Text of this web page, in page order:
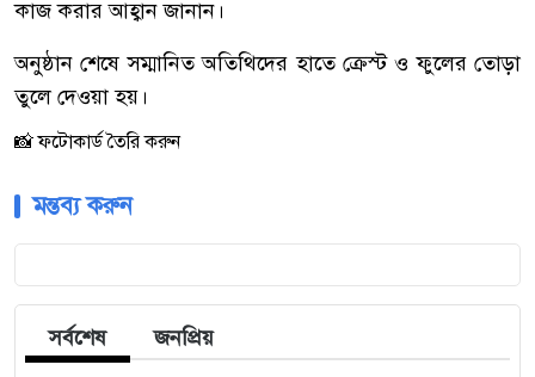
কাজ করার আহ্বান জানান।
অনুষ্ঠান শেষে সম্মানিত অতিথিদের হাতে ক্রেস্ট ও ফুলের তোড়া
তুলে দেওয়া হয়।
📸 ফটোকার্ড তৈরি করুন
মন্তব্য করুন
সর্বশেষ জনপ্রিয়